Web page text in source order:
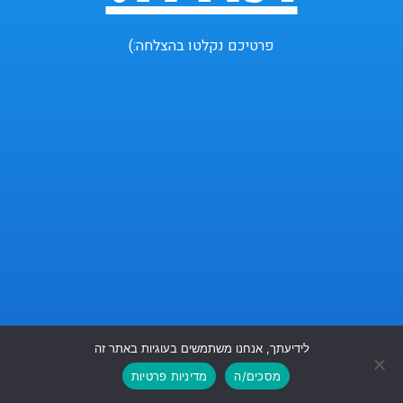
פרטיכם נקלטו בהצלחה:)
גלילה
לראש
לידיעתך, אנחנו משתמשים בעוגיות באתר זה
מסכים/ה
מדיניות פרטיות